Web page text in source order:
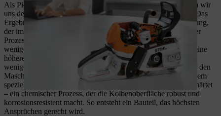
Als Pionier in der Weiterentwicklung von Technologien haben wir
uns dem Bau einer Motorsäge mit Leichtbauteilen gewidmet. Das
Ergebnis ist ein Kolben aus einer speziellen Magnesiumlegierung,
der im hauseigenen
Magnesium-Druckgusswerkunter genauer
Prozessführung hergestellt wird. Der Magnesiumkolben wiegt
weniger als ein Kolben aus Aluminium und erreicht zugleich eine
höhere Maximaldrehzahl. Das heißt: bessere Performance bei
weniger Leistungsgewicht und weniger Vibration, die sich auf den
Maschinenführer überträgt. Der Magnesiumkolben wird in einem
speziellen Gussverfahren hergestellt und durch Elektrolyse gehärtet
– ein chemischer Prozess, der die Kolbenoberfläche robust und
korrosionsresistent macht. So entsteht ein Bauteil, das höchsten
Ansprüchen gerecht wird.